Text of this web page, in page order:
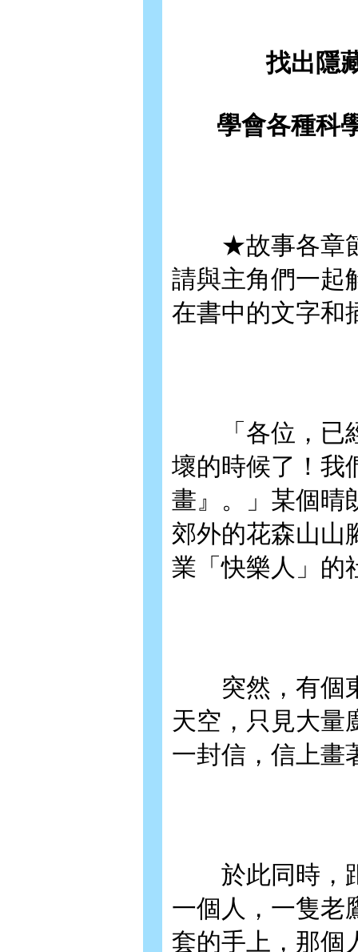
找出隱
學會各種科
★故事各章節
請與主角們一起
在書中的文字和
「各位，已經
壞的時候了！我
畫』。」某個晴
郊外的花森山山
業「快樂人」的
突然，有個東
天空，只見大量
一封信，信上
於此同時，距
一個人，一隻老
套的手上，那個